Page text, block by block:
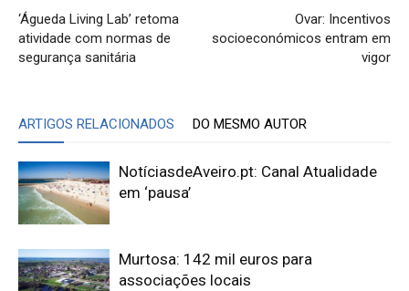
‘Águeda Living Lab’ retoma
atividade com normas de
segurança sanitária
Ovar: Incentivos
socioeconómicos entram em
vigor
ARTIGOS RELACIONADOS DO MESMO AUTOR
NotíciasdeAveiro.pt: Canal Atualidade
em ‘pausa’
Murtosa: 142 mil euros para
associações locais